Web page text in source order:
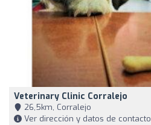
Veterinary Clinic Corralejo
26,5km, Corralejo
Ver dirección y datos de contacto